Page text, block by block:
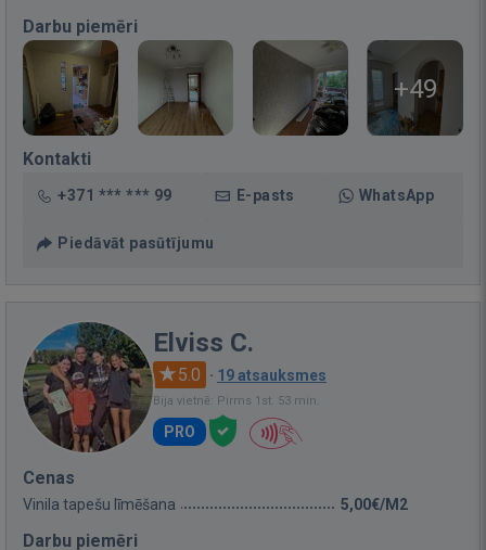
Darbu piemēri
+49
Kontakti
+371 *** *** 99 E-pasts WhatsApp
Piedāvāt pasūtījumu
Elviss C.
5.0 · 19 atsauksmes
Bija vietnē: Pirms 1st. 53 min.
PRO
Cenas
Vinila tapešu līmēšana 5,00€/M2
Darbu piemēri